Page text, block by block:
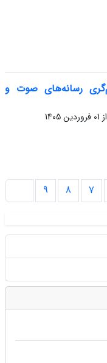
رسانه‌های صوت و
01 فروردین 1405
7
8
9